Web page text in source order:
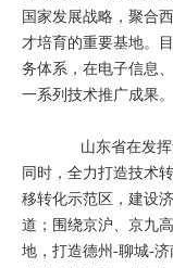
国家发展战略，聚合
才培育的重要基地。
务体系，在电子信息
一系列技术推广成果。
山东省在发挥
同时，全力打造技术
移转化示范区，建设
道；围绕京沪、京九
地，打造德州-聊城-